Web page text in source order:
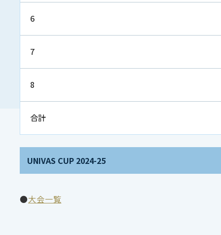
6
7
8
合計
UNIVAS CUP 2024-25
●大会一覧